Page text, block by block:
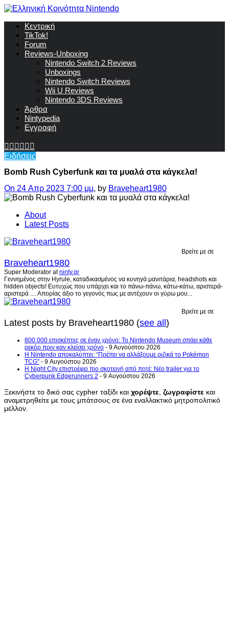
Κεντρική
TikTok!
Forum
Reviews-Unboxing
Nintendo Switch 2 Reviews
Unboxings
Nintendo Switch Reviews
Wii U Reviews
Nintendo 3DS Reviews
Άρθρα
Nintypedia
Εγγραφή
Ειδήσεις
Bomb Rush Cyberfunk και τα μυαλά στα κάγκελα!
On 24 Απρ 2023 7:00 μμ, by Braveheart1980
About
Latest Posts
Βρείτε με σε
Braveheart1980
Super Moderator atninty.gr
Γεννημένος στην Hyrule, καταδικασμένος να κυνηγά μανιτάρια, headshots και
hidden objects! Ευτυχώς που υπάρχει και το πάνω-πάνω, κάτω-κάτω, αριστερά-
αριστερά .... Απορίας άξιο το γεγονός πως με αντέχουν οι γύρω μου...
Βρείτε με σε
Latest posts by Braveheart1980 (see all)
800.000 επισκέπτες σε έναν χρόνο: Το Nintendo Museum σπάει κάθε
ρεκόρ πριν καν κλείσει χρόνο - 9 Αυγούστου 2026
Η Nintendo αποκαλύπτει: “Πρέπει να αλλάξουμε ριζικά το Pokémon
TCG” - 9 Αυγούστου 2026
Η Night City επιστρέφει πιο σκοτεινή από ποτέ: Νέο trailer για το
Cyberpunk Edgerunners 2 - 9 Αυγούστου 2026
Ξεκινήστε το δικό σας cypher ταξίδι και χορέψτε ζωγραφίστε και
αναμετρηθείτε με τους μπάτσους σε ένα εναλλακτικό μητροπολιτικό
μέλλον.